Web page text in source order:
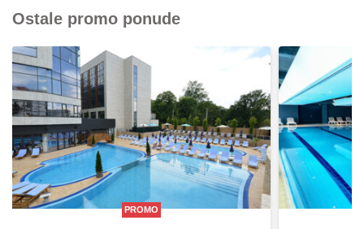
Ostale promo ponude
PROMO